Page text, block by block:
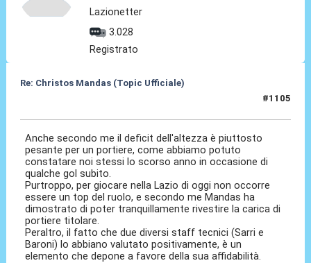
Lazionetter
3.028
Registrato
Re: Christos Mandas (Topic Ufficiale)
#1105
Anche secondo me il deficit dell'altezza è piuttosto
pesante per un portiere, come abbiamo potuto
constatare noi stessi lo scorso anno in occasione di
qualche gol subito.
Purtroppo, per giocare nella Lazio di oggi non occorre
essere un top del ruolo, e secondo me Mandas ha
dimostrato di poter tranquillamente rivestire la carica di
portiere titolare.
Peraltro, il fatto che due diversi staff tecnici (Sarri e
Baroni) lo abbiano valutato positivamente, è un
elemento che depone a favore della sua affidabilità.